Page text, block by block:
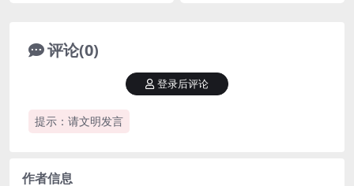
评论(0)
提示：请文明发言
登录后评论
作者信息